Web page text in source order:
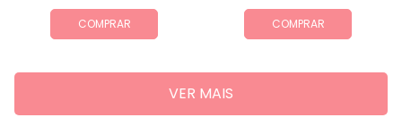
COMPRAR COMPRAR
VER MAIS